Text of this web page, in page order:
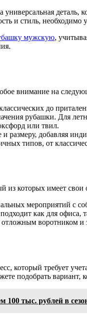
деталь,
и стиль,
мужскую,
внимание на
до
рубашки. Для
или твил.
размеру, добавляя
типов, от
которых имеет свои
мероприятий с
как для
воротником и
требует
подобрать вариант,
100 тыс. рублей в